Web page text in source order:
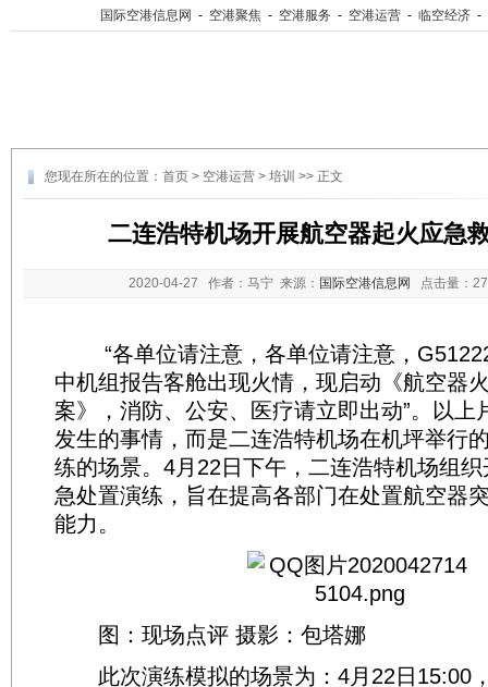
国际空港信息网 - 空港聚焦 - 空港服务 - 空港运营 - 临空经济 -
您现在所在的位置： 首页 > 空港运营 > 培训 >> 正文
二连浩特机场开展航空器起火应急
2020-04-27 作者：马宁 来源： 国际空港信息网 点击量：
“各单位请注意，各单位请注意，
中机组报告客舱出现火情，现启动《航空器
案》，消防、公安、医疗请立即出动”。以上
发生的事情，而是二连浩特机场在机坪举行
练的场景。4月22日下午，二连浩特机场组
急处置演练，旨在提高各部门在处置航空器
能力。
图：现场点评 摄影：包塔娜
此次演练模拟的场景为：4月22日15:00